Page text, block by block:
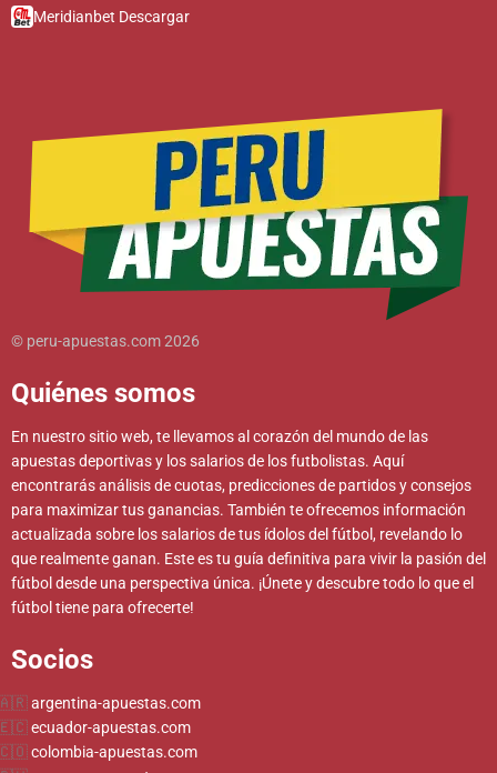
Meridianbet Descargar
© peru-apuestas.com 2026
Quiénes somos
En nuestro sitio web, te llevamos al corazón del mundo de las
apuestas deportivas y los salarios de los futbolistas. Aquí
encontrarás análisis de cuotas, predicciones de partidos y consejos
para maximizar tus ganancias. También te ofrecemos información
actualizada sobre los salarios de tus ídolos del fútbol, revelando lo
que realmente ganan. Este es tu guía definitiva para vivir la pasión del
fútbol desde una perspectiva única. ¡Únete y descubre todo lo que el
fútbol tiene para ofrecerte!
Socios
argentina-apuestas.com
ecuador-apuestas.com
colombia-apuestas.com